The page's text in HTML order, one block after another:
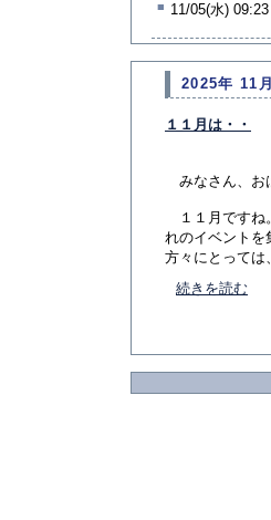
■ 11/05(水) 09:23
2025年 11
１１月は・・
みなさん、お
１１月ですね
れのイベントを
方々にとっては
続きを読む